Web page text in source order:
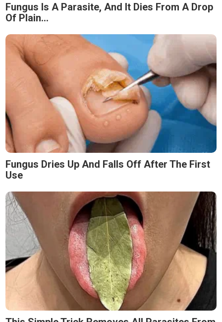
Fungus Is A Parasite, And It Dies From A Drop
Of Plain...
Fungus Dries Up And Falls Off After The First
Use